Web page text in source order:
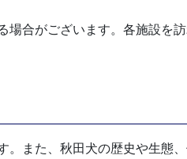
場合がございます。各施設を
。また、秋田犬の歴史や生態